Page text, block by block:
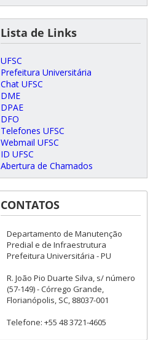
Lista de Links
UFSC
Prefeitura Universitária
Chat UFSC
DME
DPAE
DFO
Telefones UFSC
Webmail UFSC
ID UFSC
Abertura de Chamados
CONTATOS
Departamento de Manutenção
Predial e de Infraestrutura
Prefeitura Universitária - PU
R. João Pio Duarte Silva, s/ número
(57-149) - Córrego Grande,
Florianópolis, SC, 88037-001
Telefone: +55 48 3721-4605